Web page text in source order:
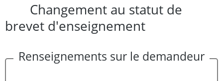
Changement au statut de
brevet d'enseignement
Renseignements sur le demandeur